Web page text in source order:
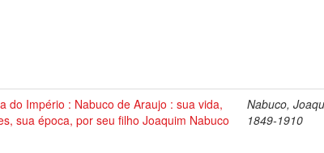
do Império : Nabuco de Araujo : sua vida,
sua época, por seu filho Joaquim Nabuco
Nabuco,
1849-1910